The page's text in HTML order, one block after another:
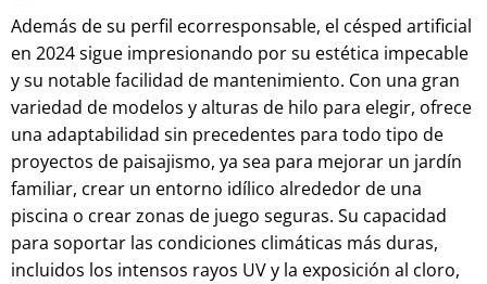
Además de su perfil ecorresponsable, el césped artificial
en 2024 sigue impresionando por su estética impecable
y su notable facilidad de mantenimiento. Con una gran
variedad de modelos y alturas de hilo para elegir, ofrece
una adaptabilidad sin precedentes para todo tipo de
proyectos de paisajismo, ya sea para mejorar un jardín
familiar, crear un entorno idílico alrededor de una
piscina o crear zonas de juego seguras. Su capacidad
para soportar las condiciones climáticas más duras,
incluidos los intensos rayos UV y la exposición al cloro,